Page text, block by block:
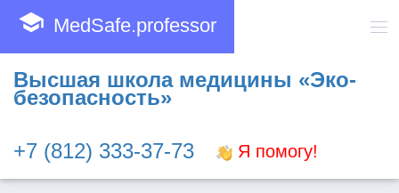
school MedSafe.professor
Высшая школа медицины «Эко-
безопасность»
+7 (812) 333-37-73 Я помогу!